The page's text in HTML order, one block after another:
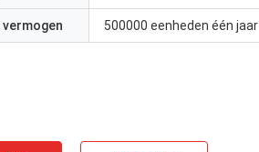
vermogen 500000 eenheden één jaar